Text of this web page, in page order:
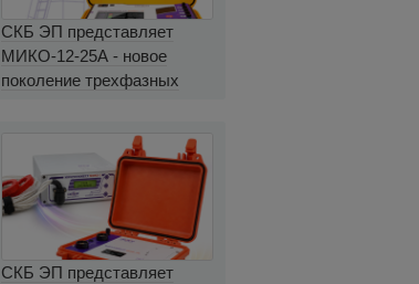
СКБ ЭП представляет
МИКО-12-25А - новое
поколение трехфазных
СКБ ЭП представляет